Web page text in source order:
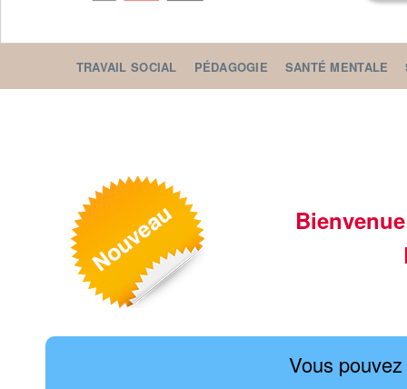
TRAVAIL SOCIAL PÉDAGOGIE SANTÉ MENTALE
Vous